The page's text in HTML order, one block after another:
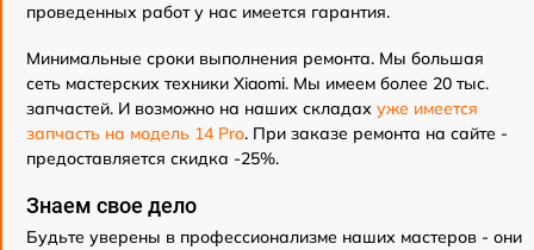
проведенных работ у нас имеется гарантия.
Минимальные сроки выполнения ремонта. Мы большая
сеть мастерских техники Xiaomi. Мы имеем более 20 тыс.
запчастей. И возможно на наших складах уже имеется
запчасть на модель 14 Pro. При заказе ремонта на сайте -
предоставляется скидка -25%.
Знаем свое дело
Будьте уверены в профессионализме наших мастеров - они